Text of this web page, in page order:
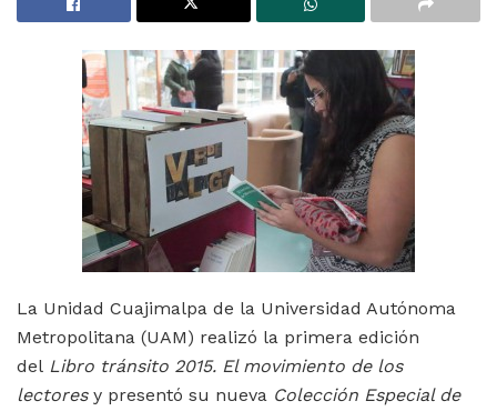
La Unidad Cuajimalpa de la Universidad Autónoma
Metropolitana (UAM) realizó la primera edición
del Libro tránsito 2015. El movimiento de los
lectores y presentó su nueva Colección Especial de